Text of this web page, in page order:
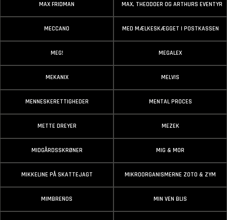
MAX FRIDMAN MAX, THEODOER OG ARTHURS EVENTYR
MECCANO MED MÆLKESKÆGGET I POSTKASSEN
MEG! MEGALEX
MEKANIX MELVIS
MENNESKERETTIGHEDER MENTAL PROCES
METTE DREYER MEZEK
MIDGÅRDSSKRØNER MIG & MOR
MIKKELINE PÅ SKATTEJAGT MIKROORGANISMERNE ZOTO & ZYM
MIMBREÑOS MIN VEN BLIS